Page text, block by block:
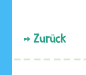
Zurück